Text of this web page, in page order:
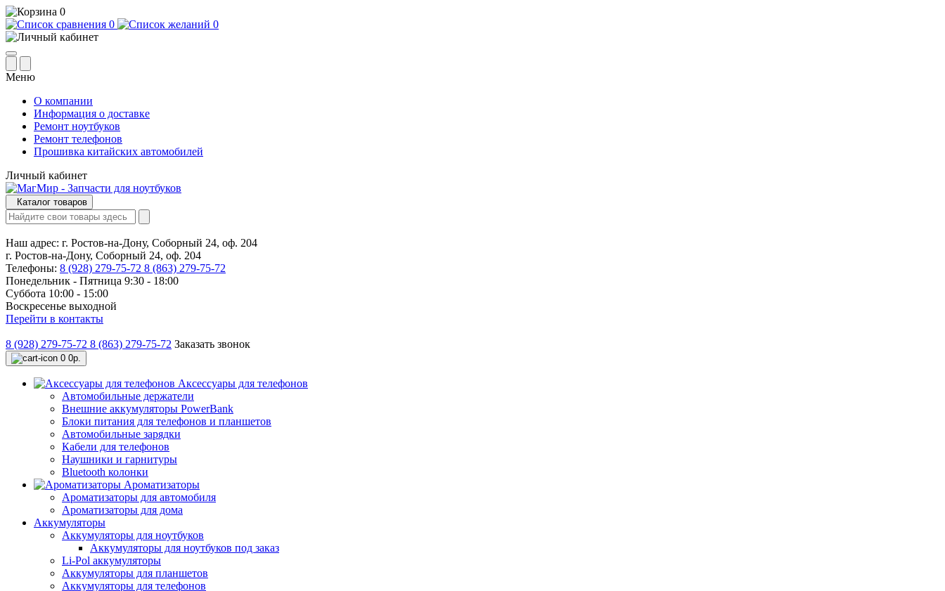
0
0
0
Меню
О компании
Информация о доставке
Ремонт ноутбуков
Ремонт телефонов
Прошивка китайских автомобилей
Личный кабинет
Каталог товаров
Наш адрес: г. Ростов-на-Дону, Соборный 24, оф. 204
г. Ростов-на-Дону, Соборный 24, оф. 204
Телефоны: 8 (928) 279-75-72 8 (863) 279-75-72
Понедельник - Пятница 9:30 - 18:00
Суббота 10:00 - 15:00
Воскресенье выходной
Перейти в контакты
8 (928) 279-75-72 8 (863) 279-75-72 Заказать звонок
0 0р.
Аксессуары для телефонов
Автомобильные держатели
Внешние аккумуляторы PowerBank
Блоки питания для телефонов и планшетов
Автомобильные зарядки
Кабели для телефонов
Наушники и гарнитуры
Bluetooth колонки
Ароматизаторы
Ароматизаторы для автомобиля
Ароматизаторы для дома
Аккумуляторы
Аккумуляторы для ноутбуков
Аккумуляторы для ноутбуков под заказ
Li-Pol аккумуляторы
Аккумуляторы для планшетов
Аккумуляторы для телефонов